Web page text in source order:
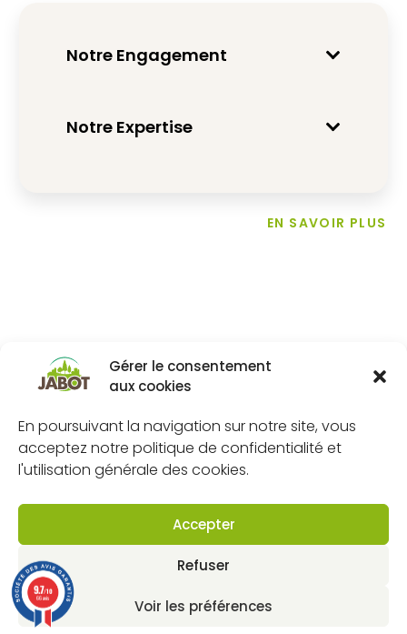
Gérer le consentement
aux cookies
En poursuivant la navigation sur notre site, vous
acceptez notre politique de confidentialité et
l'utilisation générale des cookies.
Accepter
Refuser
Voir les préférences
Notre Engagement
Notre Expertise
EN SAVOIR PLUS
9.7/10
66 avis